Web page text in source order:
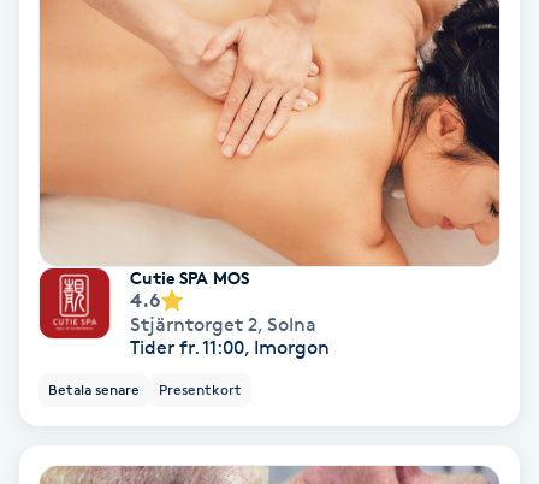
Tuina-massage
Tandläkare
Tatuering
Tatueringsborttagning
Terapi
Cutie SPA MOS
4.6
Stjärntorget 2, Solna
Tider fr. 11:00, Imorgon
Betala senare Presentkort